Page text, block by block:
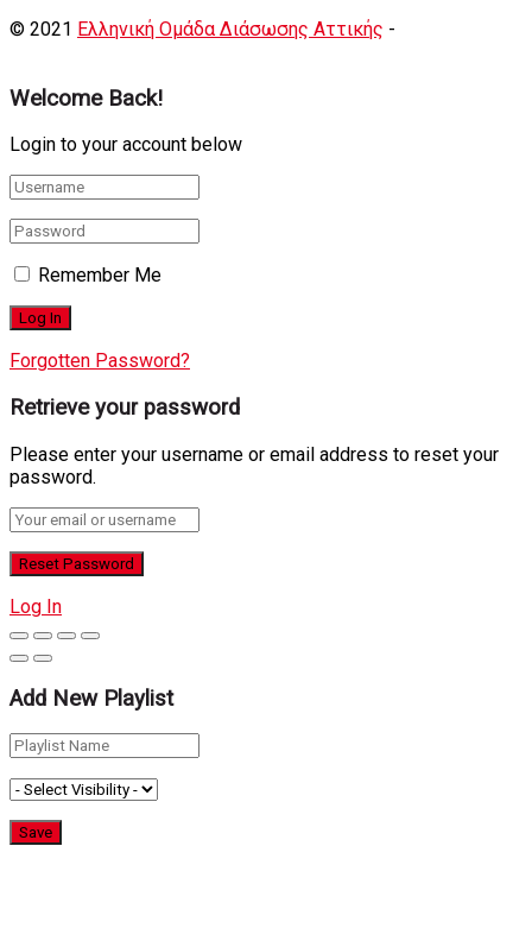
© 2021 Ελληνική Ομάδα Διάσωσης Αττικής -
Welcome Back!
Login to your account below
Remember Me
Forgotten Password?
Retrieve your password
Please enter your username or email address to reset your
password.
Log In
Add New Playlist